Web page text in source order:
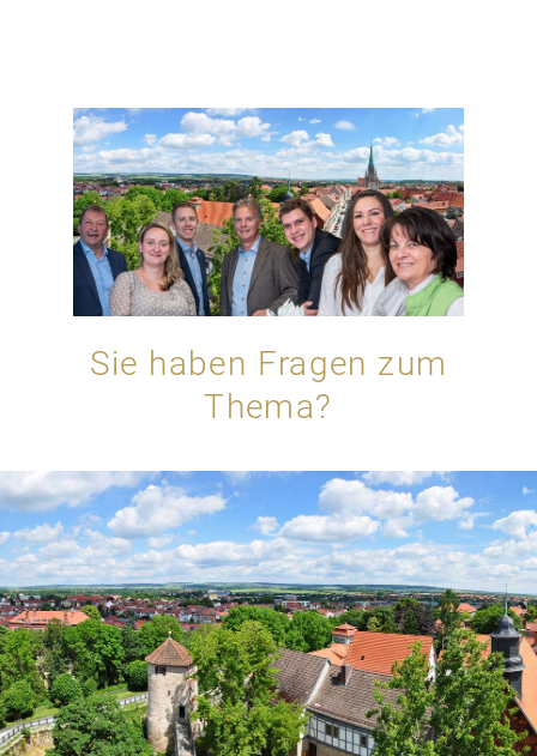
Sie haben Fragen zum
Thema?